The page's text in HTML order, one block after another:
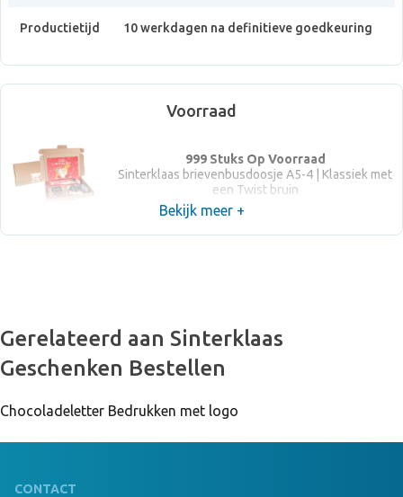
Productietijd 10 werkdagen na definitieve goedkeuring
Voorraad
999 Stuks Op Voorraad
Sinterklaas brievenbusdoosje A5-4 | Klassiek met
een Twist bruin
Bekijk meer +
Gerelateerd aan Sinterklaas
Geschenken Bestellen
Chocoladeletter Bedrukken met logo
CONTACT